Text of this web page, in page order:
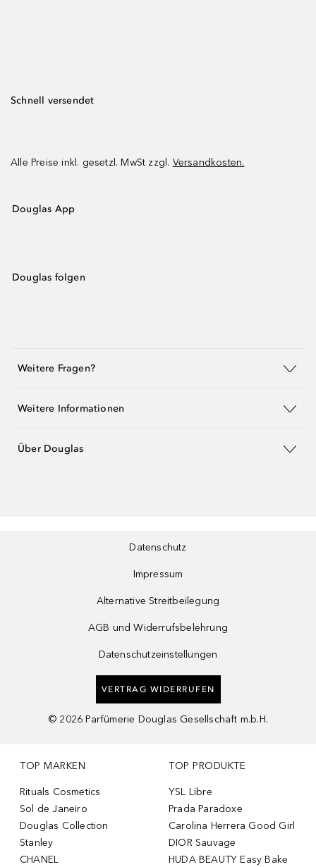
Schnell versendet
Alle Preise inkl. gesetzl. MwSt zzgl. Versandkosten.
Douglas App
Douglas folgen
Weitere Fragen?
Weitere Informationen
Über Douglas
Datenschutz
Impressum
Alternative Streitbeilegung
AGB und Widerrufsbelehrung
Datenschutzeinstellungen
VERTRAG WIDERRUFEN
© 2026 Parfümerie Douglas Gesellschaft m.b.H.
TOP MARKEN
Rituals Cosmetics
Sol de Janeiro
Douglas Collection
Stanley
CHANEL
TOP PRODUKTE
YSL Libre
Prada Paradoxe
Carolina Herrera Good Girl
DIOR Sauvage
HUDA BEAUTY Easy Bake